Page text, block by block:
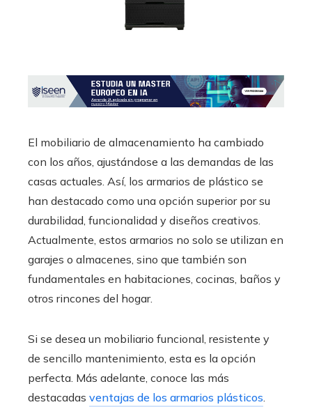
El mobiliario de almacenamiento ha cambiado
con los años, ajustándose a las demandas de las
casas actuales. Así, los armarios de plástico se
han destacado como una opción superior por su
durabilidad, funcionalidad y diseños creativos.
Actualmente, estos armarios no solo se utilizan en
garajes o almacenes, sino que también son
fundamentales en habitaciones, cocinas, baños y
otros rincones del hogar.
Si se desea un mobiliario funcional, resistente y
de sencillo mantenimiento, esta es la opción
perfecta. Más adelante, conoce las más
destacadas ventajas de los armarios plásticos